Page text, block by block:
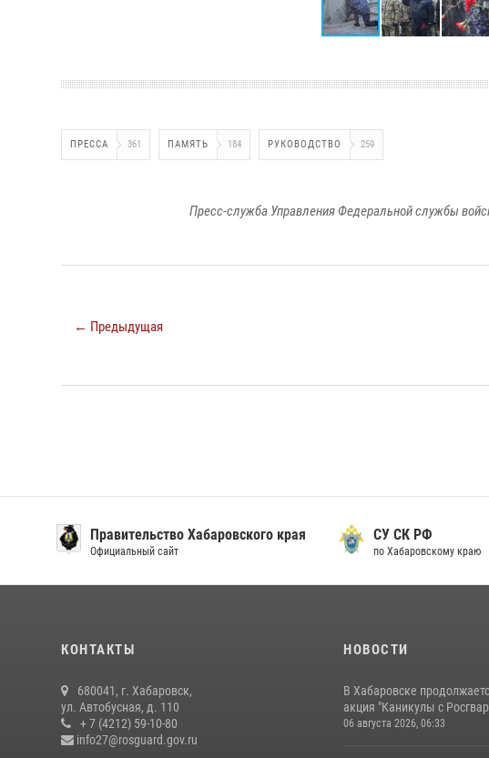
ПРЕССА 361 ПАМЯТЬ 184 РУКОВОДСТВО 259
Пресс-служба Управления Федеральной службы
← Предыдущая
Правительство Хабаровского края
Официальный сайт
СУ СК РФ
по Хабаровскому краю
КОНТАКТЫ
680041, г. Хабаровск,
ул. Автобусная, д. 110
+ 7 (4212) 59-10-80
info27@rosguard.gov.ru
НОВОСТИ
В Хабаровске
акция "Каникулы с
06 августа 2026, 06:33